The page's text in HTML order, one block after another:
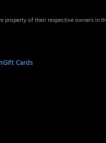
of their respective owners in
Gift Cards